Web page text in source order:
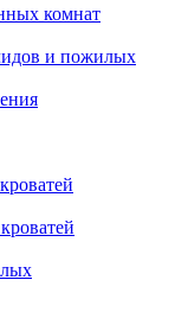
комнат
и пожилых